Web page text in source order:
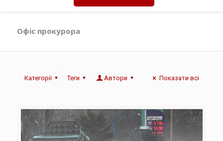
Офіс прокурора
Категорії Теги Автори Показати всі